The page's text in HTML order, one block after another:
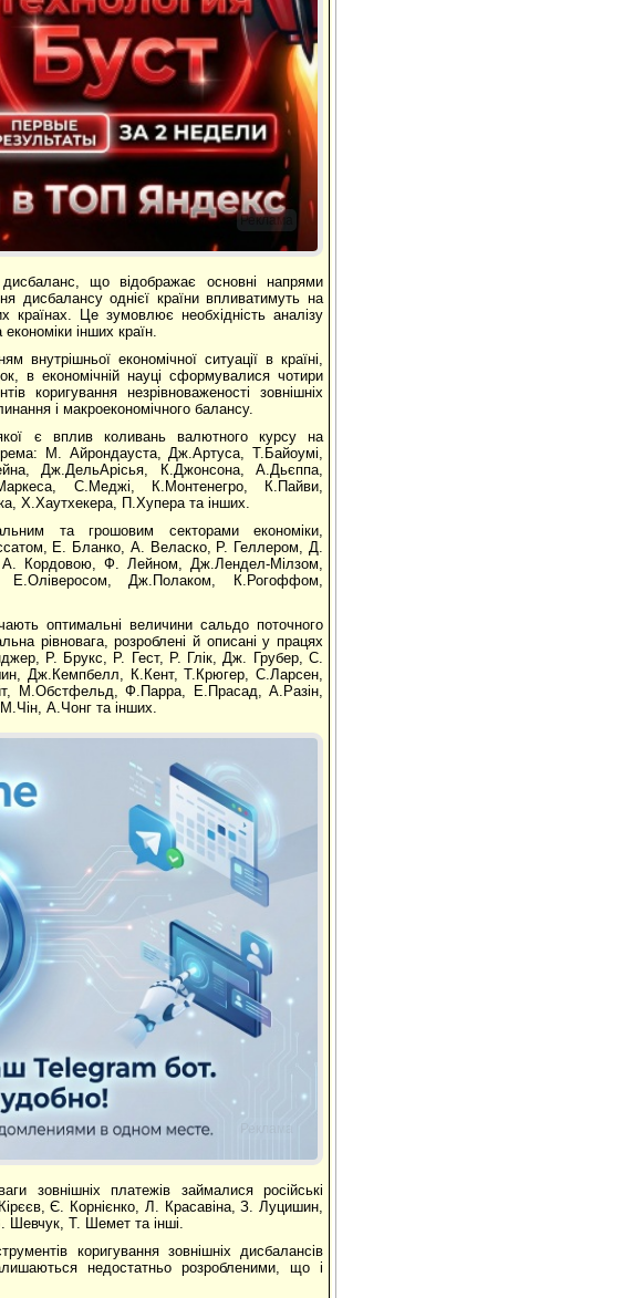
Реклама
що відображає основні напрями
дисбалансу однієї країни впливатимуть на
країнах. Це зумовлює необхідність аналізу
інших країн.
внутрішньої економічної ситуації в країні,
в економічній науці сформувалися чотири
коригування незрівноваженості зовнішніх
і макроекономічного балансу.
є вплив коливань валютного курсу на
М. Айрондауста, Дж.Артуса, Т.Байоумі,
Дж.ДельАрісья, К.Джонсона, А.Дьєппа,
С.Меджі, К.Монтенегро, К.Пайви,
Х.Хаутхекера, П.Хупера та інших.
та грошовим секторами економіки,
Е. Бланко, А. Веласко, Р. Геллером, Д.
Кордовою, Ф. Лейном, Дж.Лендел-Мілзом,
Дж.Полаком, К.Рогоффом,
оптимальні величини сальдо поточного
рівновага, розроблені й описані у працях
Р. Брукс, Р. Гест, Р. Глік, Дж. Грубер, С.
Дж.Кемпбелл, К.Кент, Т.Крюгер, С.Ларсен,
М.Обстфельд, Ф.Парра, Е.Прасад, А.Разін,
А.Чонг та інших.
зовнішніх платежів займалися російські
Є. Корнієнко, Л. Красавіна, З. Луцишин,
Шевчук, Т. Шемет та інші.
коригування зовнішніх дисбалансів
недостатньо розробленими, що і